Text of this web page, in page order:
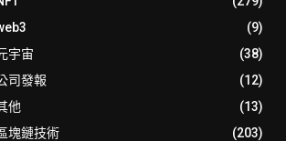
(9)
宇宙
(38)
司發報
(12)
他
(13)
塊鏈技術
(203)